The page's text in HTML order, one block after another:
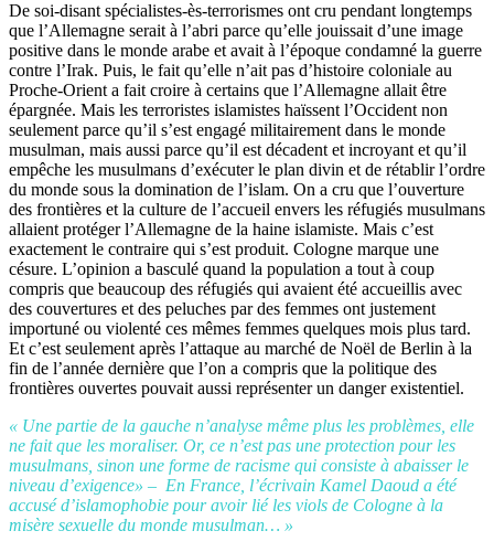
De soi-disant spécialistes-ès-terrorismes ont cru pendant longtemps
que l’Allemagne serait à l’abri parce qu’elle jouissait d’une image
positive dans le monde arabe et avait à l’époque condamné la guerre
contre l’Irak. Puis, le fait qu’elle n’ait pas d’histoire coloniale au
Proche-Orient a fait croire à certains que l’Allemagne allait être
épargnée. Mais les terroristes islamistes haïssent l’Occident non
seulement parce qu’il s’est engagé militairement dans le monde
musulman, mais aussi parce qu’il est décadent et incroyant et qu’il
empêche les musulmans d’exécuter le plan divin et de rétablir l’ordre
du monde sous la domination de l’islam. On a cru que l’ouverture
des frontières et la culture de l’accueil envers les réfugiés musulmans
allaient protéger l’Allemagne de la haine islamiste. Mais c’est
exactement le contraire qui s’est produit. Cologne marque une
césure. L’opinion a basculé quand la population a tout à coup
compris que beaucoup des réfugiés qui avaient été accueillis avec
des couvertures et des peluches par des femmes ont justement
importuné ou violenté ces mêmes femmes quelques mois plus tard.
Et c’est seulement après l’attaque au marché de Noël de Berlin à la
fin de l’année dernière que l’on a compris que la politique des
frontières ouvertes pouvait aussi représenter un danger existentiel.
« Une partie de la gauche n’analyse même plus les problèmes, elle
ne fait que les moraliser. Or, ce n’est pas une protection pour les
musulmans, sinon une forme de racisme qui consiste à abaisser le
niveau d’exigence» – En France, l’écrivain Kamel Daoud a été
accusé d’islamophobie pour avoir lié les viols de Cologne à la
misère sexuelle du monde musulman… »